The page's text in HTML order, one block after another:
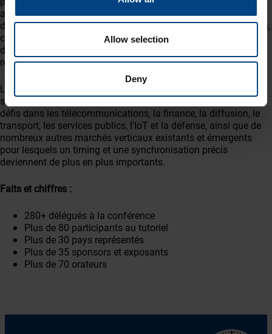
Allow selection
Deny
ainsi que pour la présence d'intervenants de fournisseurs
d'équipements, de fabricants et d'organismes de normalisation,
cet événement est un véritable "who's who" de la communauté
du chronométrage et de la synchronisation que vous ne
retrouverez nulle part ailleurs.
Les présentations et l'exposition mettent en avant les dernières
solutions de synchronisation et de temps, les avancées et les
défis dans les télécommunications, la finance, la diffusion, le
transport, les services publics, l'IoT et la défense, ainsi que de
nombreux autres marchés verticaux existants et émergents
pour lesquels un timing et une synchronisation précis
deviennent de plus en plus importants.
Faits et chiffres :
280+ délégués à la conférence
Plus de 80 participants au tutoriel
Plus de 30 pays représentés
Plus de 35 sponsors et exposants
Plus de 70 orateurs